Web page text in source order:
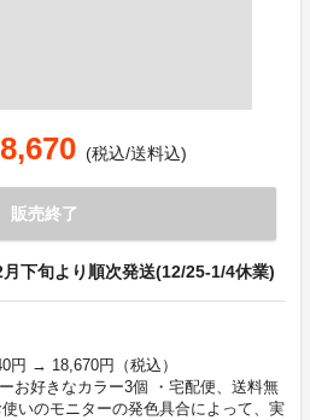
(税込/送料込)
販売終了
下旬より順次発送(12/25-1/4休業)
円 → 18,670円（税込）
お好きなカラー3個 ・宅配便、送料無
いのモニターの発色具合によって、実